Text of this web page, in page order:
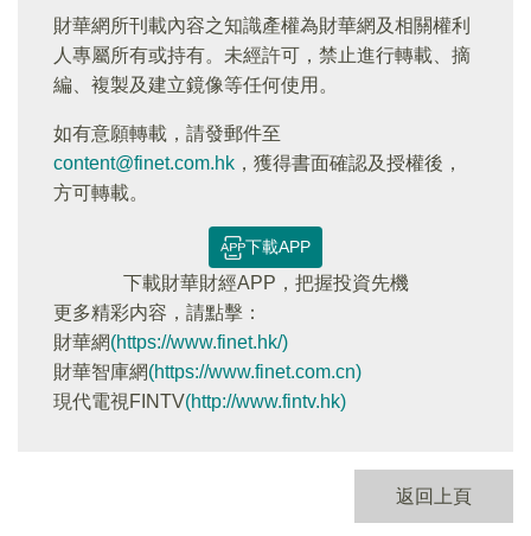
財華網所刊載內容之知識產權為財華網及相關權利
人專屬所有或持有。未經許可，禁止進行轉載、摘
編、複製及建立鏡像等任何使用。
如有意願轉載，請發郵件至
content@finet.com.hk ，獲得書面確認及授權後，
方可轉載。
下載APP
下載財華財經APP，把握投資先機
更多精彩内容，請點擊：
財華網(https://www.finet.hk/)
財華智庫網(https://www.finet.com.cn)
現代電視FINTV(http://www.fintv.hk)
返回上頁